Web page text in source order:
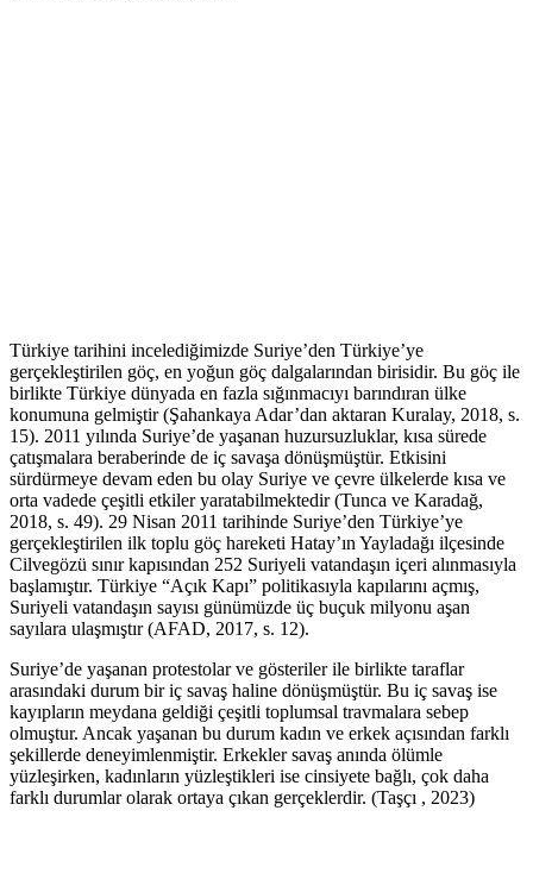
Türkiye tarihini incelediğimizde Suriye’den Türkiye’ye
gerçekleştirilen göç, en yoğun göç dalgalarından birisidir. Bu göç ile
birlikte Türkiye dünyada en fazla sığınmacıyı barındıran ülke
konumuna gelmiştir (Şahankaya Adar’dan aktaran Kuralay, 2018, s.
15). 2011 yılında Suriye’de yaşanan huzursuzluklar, kısa sürede
çatışmalara beraberinde de iç savaşa dönüşmüştür. Etkisini
sürdürmeye devam eden bu olay Suriye ve çevre ülkelerde kısa ve
orta vadede çeşitli etkiler yaratabilmektedir (Tunca ve Karadağ,
2018, s. 49). 29 Nisan 2011 tarihinde Suriye’den Türkiye’ye
gerçekleştirilen ilk toplu göç hareketi Hatay’ın Yayladağı ilçesinde
Cilvegözü sınır kapısından 252 Suriyeli vatandaşın içeri alınmasıyla
başlamıştır. Türkiye “Açık Kapı” politikasıyla kapılarını açmış,
Suriyeli vatandaşın sayısı günümüzde üç buçuk milyonu aşan
sayılara ulaşmıştır (AFAD, 2017, s. 12).
Suriye’de yaşanan protestolar ve gösteriler ile birlikte taraflar
arasındaki durum bir iç savaş haline dönüşmüştür. Bu iç savaş ise
kayıpların meydana geldiği çeşitli toplumsal travmalara sebep
olmuştur. Ancak yaşanan bu durum kadın ve erkek açısından farklı
şekillerde deneyimlenmiştir. Erkekler savaş anında ölümle
yüzleşirken, kadınların yüzleştikleri ise cinsiyete bağlı, çok daha
farklı durumlar olarak ortaya çıkan gerçeklerdir. (Taşçı , 2023)